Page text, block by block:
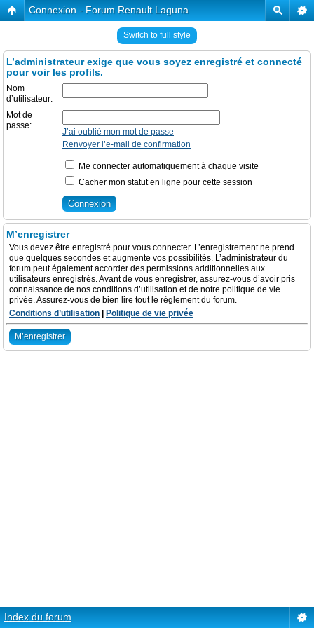
Connexion - Forum Renault Laguna
Switch to full style
L’administrateur exige que vous soyez enregistré et connecté
pour voir les profils.
Nom
d’utilisateur:
Mot de
passe:
J’ai oublié mon mot de passe
Renvoyer l’e-mail de confirmation
Me connecter automatiquement à chaque visite
Cacher mon statut en ligne pour cette session
M’enregistrer
Vous devez être enregistré pour vous connecter. L’enregistrement ne prend
que quelques secondes et augmente vos possibilités. L’administrateur du
forum peut également accorder des permissions additionnelles aux
utilisateurs enregistrés. Avant de vous enregistrer, assurez-vous d’avoir pris
connaissance de nos conditions d’utilisation et de notre politique de vie
privée. Assurez-vous de bien lire tout le règlement du forum.
Conditions d’utilisation
Politique de vie privée
M’enregistrer
Index du forum